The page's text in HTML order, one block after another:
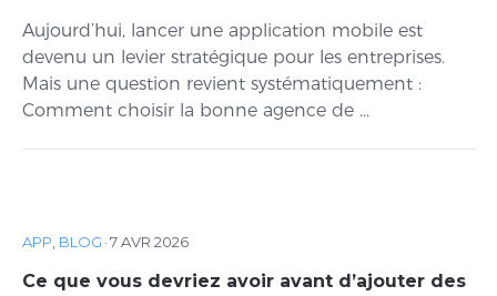
Aujourd’hui, lancer une application mobile est
devenu un levier stratégique pour les entreprises.
Mais une question revient systématiquement :
Comment choisir la bonne agence de ...
APP, BLOG ·7 AVR 2026
Ce que vous devriez avoir avant d’ajouter des